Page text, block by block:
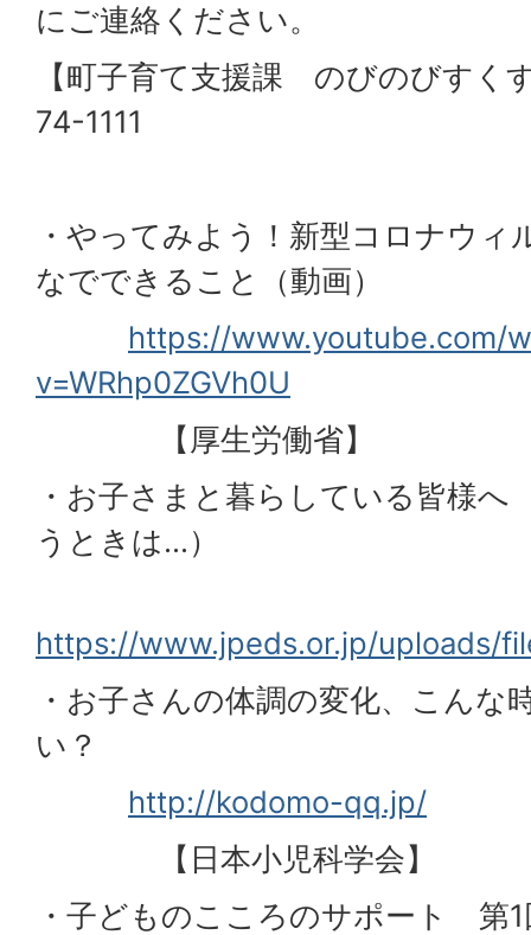
にご連絡ください。
【町子育て支援課 のびのびす
74-1111
・やってみよう！新型コロナウ
なでできること（動画）
https://www.youtube.com/
v=WRhp0ZGVh0U
【厚生労働省】
・お子さまと暮らしている皆様
うときは…）
https://www.jpeds.or.jp/uploads/
・お子さんの体調の変化、こんな
い？
http://kodomo-qq.jp/
【日本小児科学会】
・子どものこころのサポート 第